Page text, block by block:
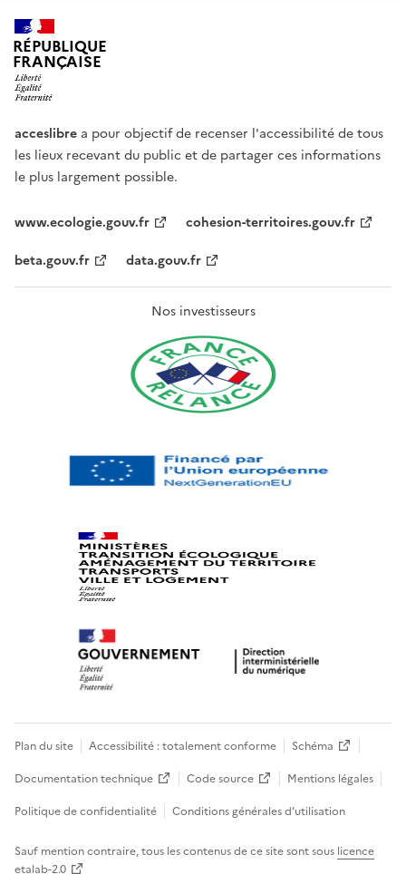
RÉPUBLIQUE
FRANÇAISE
acceslibre a pour objectif de recenser l'accessibilité de tous
les lieux recevant du public et de partager ces informations
le plus largement possible.
www.ecologie.gouv.fr
cohesion-territoires.gouv.fr
beta.gouv.fr
data.gouv.fr
Nos investisseurs
Plan du site Accessibilité : totalement conforme
Schéma
Documentation technique
Code source
Mentions légales
Politique de confidentialité
Conditions générales d’utilisation
Sauf mention contraire, tous les contenus de ce site sont sous licence
etalab-2.0